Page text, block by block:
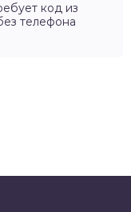
код из
телефона